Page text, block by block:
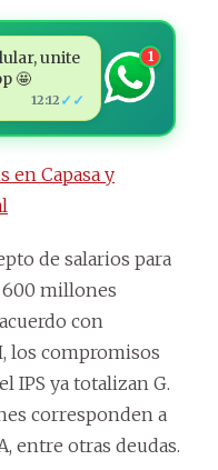
unite
🤩
12:12 ✓✓
1
en Capasa y
de salarios para
600 millones
con
los compromisos
IPS ya totalizan G.
corresponden a
entre otras deudas.